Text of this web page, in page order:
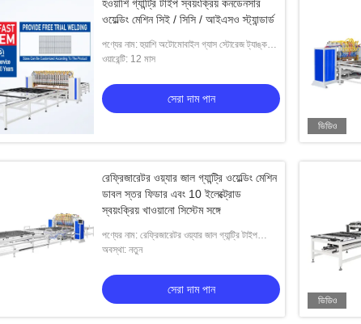
হওয়াশি গ্যান্ট্রি টাইপ স্বয়ংক্রিয় কনডেনসার
ওয়েল্ডিং মেশিন সিই / সিসি / আইএসও স্ট্যান্ডার্ড
পণ্যের নাম: হুয়াশি অটোমোবাইল গ্যাস স্টোরেজ ট্যাঙ্ক
শেষ ক্যাপ বাদাম ঢালাই মেশিন
ওয়ারেন্টি: 12 মাস
সেরা দাম পান
ভিডিও
রেফ্রিজারেটর ওয়্যার জাল গ্যান্ট্রি ওয়েল্ডিং মেশিন
ডাবল স্তর ফিডার এবং 10 ইলেক্ট্রোড
স্বয়ংক্রিয় খাওয়ানো সিস্টেম সঙ্গে
পণ্যের নাম: রেফ্রিজারেটর ওয়্যার জাল গ্যান্ট্রি টাইপ
ওয়েল্ডিং মেশিন ডাবল স্তর ফিডার সঙ্গে
অবস্থা: নতুন
সেরা দাম পান
ভিডিও